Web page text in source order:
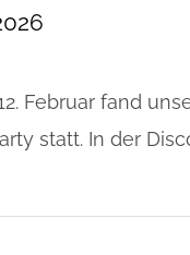
Februar fand
statt. In der